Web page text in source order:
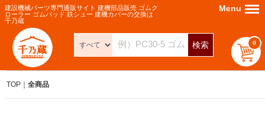
建設機械パーツ専門通販サイト 建機部品販売 ゴムク
ローラー ゴムパッド 鉄シュー 建機カバーの交換は
千乃蔵
検索 0
Menu Menu
TOP 全商品